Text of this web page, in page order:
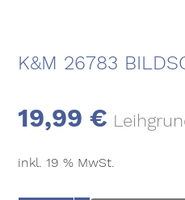
K&M 26783
19,99€
inkl. 19 % MwSt.